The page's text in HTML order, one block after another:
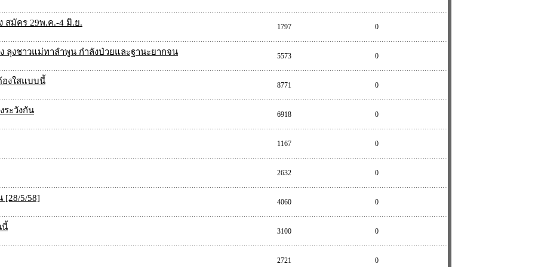
สมัคร 29พ.ค.-4 มิ.ย. 1797 0
ลุงชาวแม่ทาลำพูน กำลังป่วยและฐานะยากจน 5573 0
งใสแบบนี้ 8771 0
ระวังกัน 6918 0
1167 0
2632 0
[28/5/58] 4060 0
นี้ 3100 0
2721 0